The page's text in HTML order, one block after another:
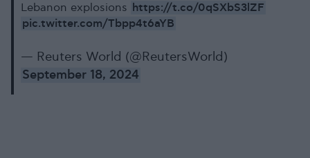
Lebanon explosions https://t.co/0qSXbS3lZF
pic.twitter.com/Tbpp4t6aYB
— Reuters World (@ReutersWorld)
September 18, 2024